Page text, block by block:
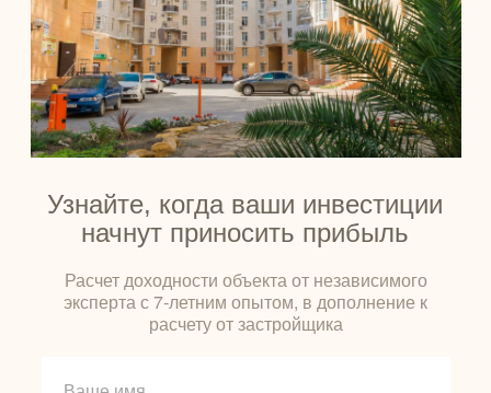
Расчет доходности объекта от независимого
эксперта с 7-летним опытом, в дополнение к
расчету от застройщика
Узнайте, когда ваши инвестиции
начнут приносить прибыль